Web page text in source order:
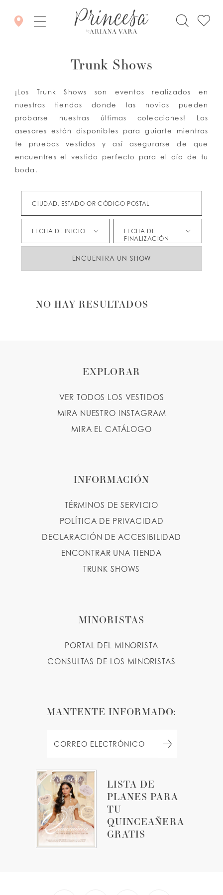
Trunk Shows
¡Los Trunk Shows son eventos realizados en
nuestras tiendas donde las novias pueden
probarse nuestras últimas colecciones! Los
asesores están disponibles para guiarte mientras
te pruebas vestidos y así asegurarse de que
encuentres el vestido perfecto para el día de tu
boda.
CIUDAD, ESTADO OR CÓDIGO POSTAL
FECHA DE INICIO
FECHA DE
FINALIZACIÓN
ENCUENTRA UN SHOW
NO HAY RESULTADOS
LISTA DE
PLANES PARA
TU
QUINCEAÑERA
GRATIS
EXPLORAR
VER TODOS LOS VESTIDOS
MIRA NUESTRO INSTAGRAM
MIRA EL CATÁLOGO
INFORMACIÓN
TÉRMINOS DE SERVICIO
POLÍTICA DE PRIVACIDAD
DECLARACIÓN DE ACCESIBILIDAD
ENCONTRAR UNA TIENDA
TRUNK SHOWS
MINORISTAS
PORTAL DEL MINORISTA
CONSULTAS DE LOS MINORISTAS
MANTENTE INFORMADO: